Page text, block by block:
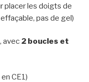
placer les doigts de
pas de gel)
avec 2 boucles et
CE1)